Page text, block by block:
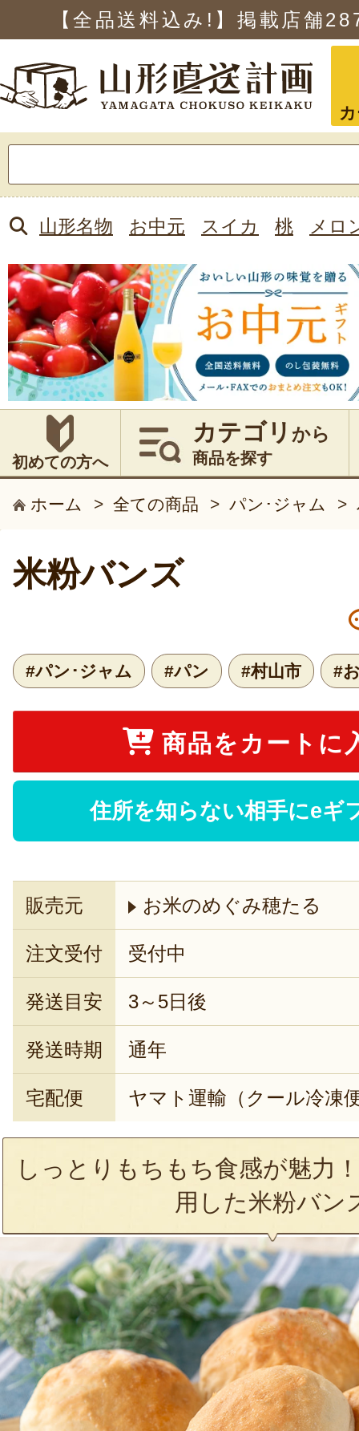
【全品送料込み!】掲載店舗
索:
山形名物 お中元 スイカ 桃 メロ
初めての方へ
カテゴリ から
商品を探す
ホーム > 全ての商品 > パン･ジャム >
米粉バンズ
#パン･ジャム #パン #村山市 #
商品をカートに
住所を知らない相手にeギ
販売元 お米のめぐみ穂たる
注文受付 受付中
発送目安 3～5日後
発送時期 通年
宅配便 ヤマト運輸（クール冷凍
しっとりもちもち食感が魅力
用した米粉バン